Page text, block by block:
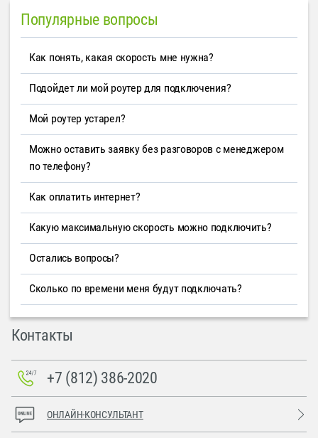
Популярные вопросы
Как понять, какая скорость мне нужна?
Подойдет ли мой роутер для подключения?
Мой роутер устарел?
Можно оставить заявку без разговоров с менеджером
по телефону?
Как оплатить интернет?
Какую максимальную скорость можно подключить?
Остались вопросы?
Сколько по времени меня будут подключать?
Контакты
+7 (812) 386-2020
ОНЛАЙН-КОНСУЛЬТАНТ